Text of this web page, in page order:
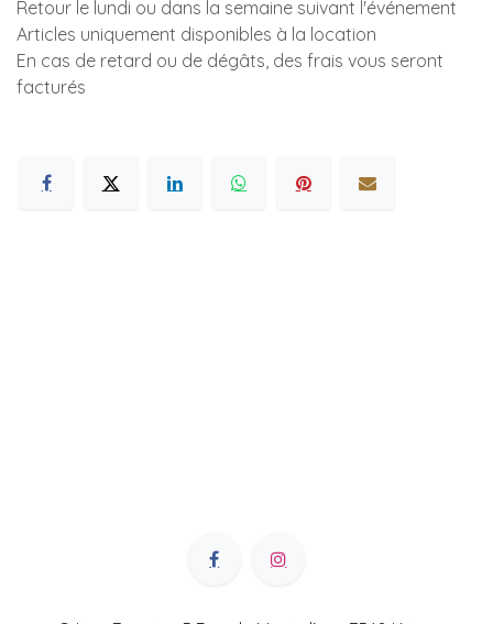
Retour le lundi ou dans la semaine suivant l'événement
Articles uniquement disponibles à la location
En cas de retard ou de dégâts, des frais vous seront
facturés